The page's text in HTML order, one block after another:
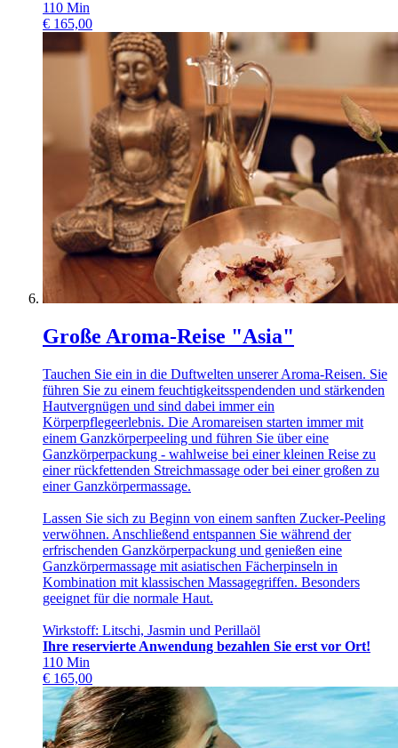
110 Min
€ 165,00
Große Aroma-Reise "Asia"
Tauchen Sie ein in die Duftwelten unserer Aroma-Reisen. Sie
führen Sie zu einem feuchtigkeitsspendenden und stärkenden
Hautvergnügen und sind dabei immer ein
Körperpflegeerlebnis. Die Aromareisen starten immer mit
einem Ganzkörperpeeling und führen Sie über eine
Ganzkörperpackung - wahlweise bei einer kleinen Reise zu
einer rückfettenden Streichmassage oder bei einer großen zu
einer Ganzkörpermassage.
Lassen Sie sich zu Beginn von einem sanften Zucker-Peeling
verwöhnen. Anschließend entspannen Sie während der
erfrischenden Ganzkörperpackung und genießen eine
Ganzkörpermassage mit asiatischen Fächerpinseln in
Kombination mit klassischen Massagegriffen. Besonders
geeignet für die normale Haut.
Wirkstoff: Litschi, Jasmin und Perillaöl
Ihre reservierte Anwendung bezahlen Sie erst vor Ort!
110 Min
€ 165,00